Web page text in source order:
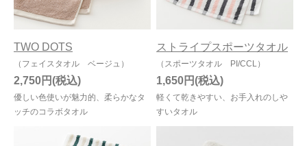
TWO DOTS
（フェイスタオル ベージュ）
優しい色使いが魅力的、柔らかなタ
ッチのコラボタオル
2,750円
ストライプスポーツタオル
（スポーツタオル PI/CCL）
軽くて乾きやすい、お手入れのしや
すいタオル
1,650円